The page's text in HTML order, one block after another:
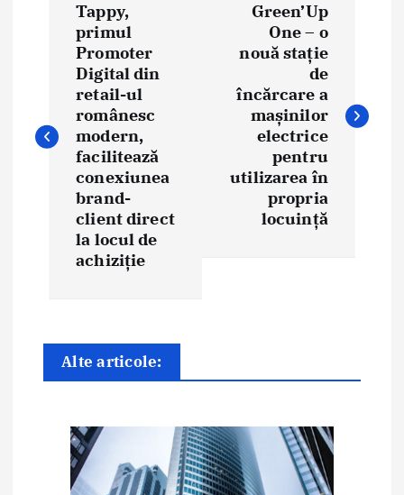
g
a
r
Tappy,
primul
Promoter
Digital din
retail-ul
românesc
modern,
facilitează
conexiunea
brand-
client direct
la locul de
achiziție
Green’Up
One – o
nouă stație
de
încărcare a
mașinilor
electrice
pentru
utilizarea în
propria
locuință
Alte articole: